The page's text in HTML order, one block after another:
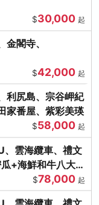
$30,000 起
閣寺、
$42,000 起
利尻島、宗谷岬紀
家番屋、紫彩美瑛
$58,000 起
雲海纜車、禮文
+海鮮和牛八大螃
$78,000 起